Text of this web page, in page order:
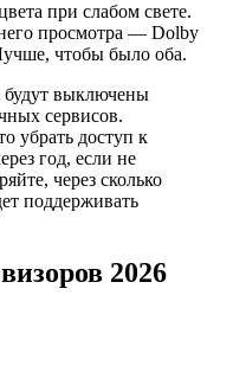
при слабом свете.
просмотра — Dolby
чтобы было оба.
будут выключены
сервисов.
убрать доступ к
год, если не
через сколько
поддерживать
2026